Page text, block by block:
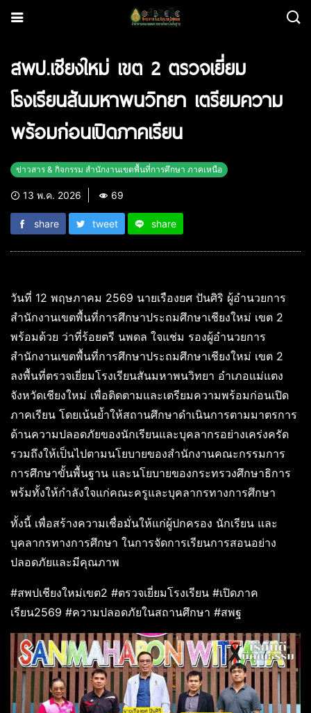
สพป.เชียงใหม่ เขต 2 ตรวจเยี่ยม
โรงเรียนสันมหาพนวิทยา เตรียมความ
พร้อมก่อนเปิดภาคเรียน
ข่าวสาร & กิจกรรม สำนักงานเขตพื้นที่การศึกษา ภาคเหนือ
13 พ.ค. 2026 69
share tweet share
วันที่ 12 พฤษภาคม 2569 นายเรืองยศ ปันศิริ ผู้อำนวยการ
สำนักงานเขตพื้นที่การศึกษาประถมศึกษาเชียงใหม่ เขต 2
พร้อมด้วย ว่าที่ร้อยตรี นพดล ใจแช่ม รองผู้อำนวยการ
สำนักงานเขตพื้นที่การศึกษาประถมศึกษาเชียงใหม่ เขต 2
ลงพื้นที่ตรวจเยี่ยมโรงเรียนสันมหาพนวิทยา อำเภอแม่แตง
จังหวัดเชียงใหม่ เพื่อติดตามและเตรียมความพร้อมก่อนเปิด
ภาคเรียน โดยเน้นย้ำให้สถานศึกษาดำเนินการตามมาตรการ
ด้านความปลอดภัยของนักเรียนและบุคลากรอย่างเคร่งครัด
รวมถึงให้เป็นไปตามนโยบายของสำนักงานคณะกรรมการ
การศึกษาขั้นพื้นฐาน และนโยบายของกระทรวงศึกษาธิการ
พร้มทั้งให้กำลังใจแก่คณะครูและบุคลากรทางการศึกษา
ทั้งนี้ เพื่อสร้างความเชื่อมั่นให้แก่ผู้ปกครอง นักเรียน และ
บุคลากรทางการศึกษา ในการจัดการเรียนการสอนอย่าง
ปลอดภัยและมีคุณภาพ
#สพปเชียงใหม่เขต2 #ตรวจเยี่ยมโรงเรียน #เปิดภาค
เรียน2569 #ความปลอดภัยในสถานศึกษา #สพฐ